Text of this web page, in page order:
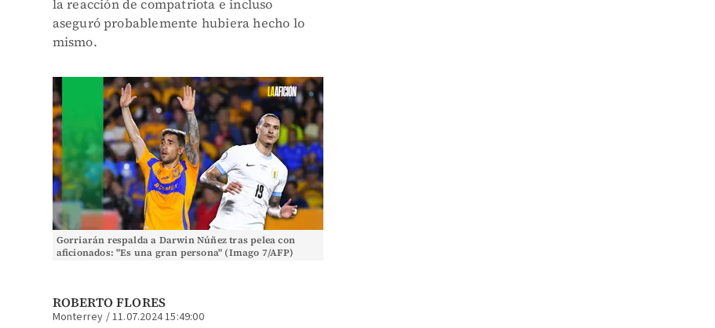
la reacción de compatriota e incluso
aseguró probablemente hubiera hecho lo
mismo.
Gorriarán respalda a Darwin Núñez tras pelea con
aficionados: "Es una gran persona" (Imago 7/AFP)
ROBERTO FLORES
Monterrey /11.07.2024 15:49:00